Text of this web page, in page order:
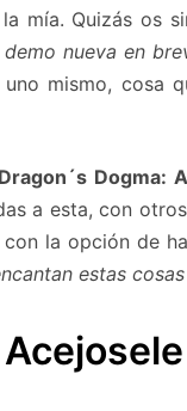
mía. Quizás os
nueva en
mismo, cosa
Dragon´s Dogma:
a esta, con
la opción de
estas cosas